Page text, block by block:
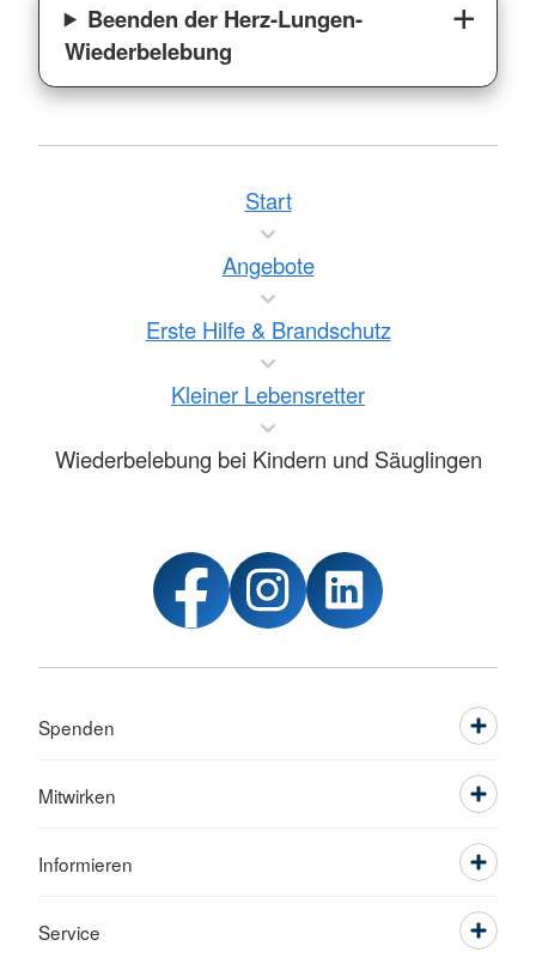
Beenden der Herz-Lungen-
Wiederbelebung
Start
Angebote
Erste Hilfe & Brandschutz
Kleiner Lebensretter
Wiederbelebung bei Kindern und Säuglingen
Spenden
Mitwirken
Informieren
Service